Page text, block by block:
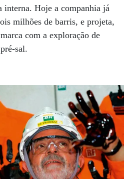
interna. Hoje a companhia já
milhões de barris, e projeta,
com a exploração de
sal.